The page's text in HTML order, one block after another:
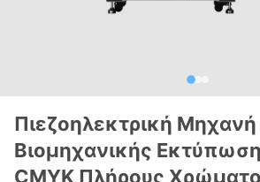
Πιεζοηλεκτρική Μηχανή
Βιομηχανικής
CMYK Πλήρους